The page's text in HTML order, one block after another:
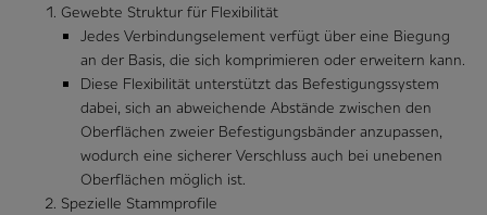
Gewebte Struktur für Flexibilität
Jedes Verbindungselement verfügt über eine Biegung
an der Basis, die sich komprimieren oder erweitern kann.
Diese Flexibilität unterstützt das Befestigungssystem
dabei, sich an abweichende Abstände zwischen den
Oberflächen zweier Befestigungsbänder anzupassen,
wodurch eine sicherer Verschluss auch bei unebenen
Oberflächen möglich ist.
Spezielle Stammprofile